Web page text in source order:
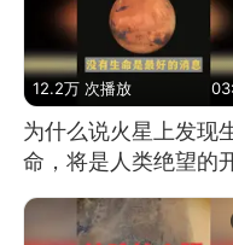
12.2万 次播放
为什么说火星上发现
命，将是人类绝望的
始？